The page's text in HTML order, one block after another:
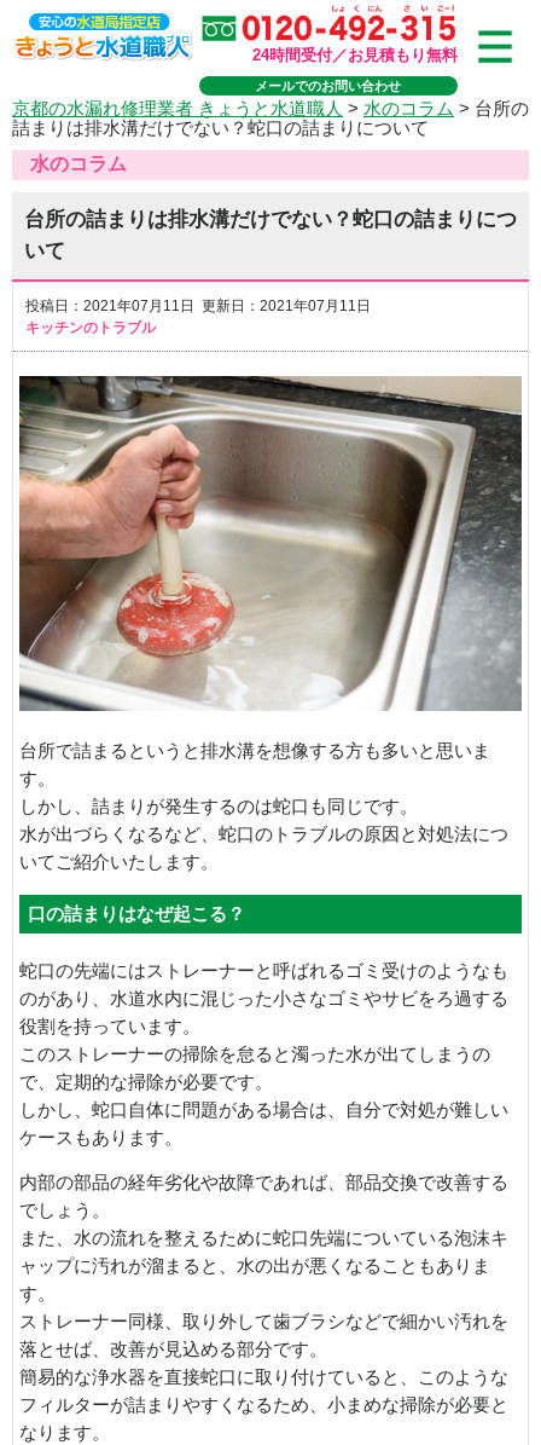
24時間受付／お見積もり無料
メールでのお問い合わせ
京都の水漏れ修理業者 きょうと水道職人 > 水のコラム > 台所の
詰まりは排水溝だけでない？蛇口の詰まりについて
水のコラム
台所の詰まりは排水溝だけでない？蛇口の詰まりにつ
いて
投稿日：2021年07月11日 更新日：2021年07月11日
キッチンのトラブル
台所で詰まるというと排水溝を想像する方も多いと思いま
す。
しかし、詰まりが発生するのは蛇口も同じです。
水が出づらくなるなど、蛇口のトラブルの原因と対処法につ
いてご紹介いたします。
口の詰まりはなぜ起こる？
蛇口の先端にはストレーナーと呼ばれるゴミ受けのようなも
のがあり、水道水内に混じった小さなゴミやサビをろ過する
役割を持っています。
このストレーナーの掃除を怠ると濁った水が出てしまうの
で、定期的な掃除が必要です。
しかし、蛇口自体に問題がある場合は、自分で対処が難しい
ケースもあります。
内部の部品の経年劣化や故障であれば、部品交換で改善する
でしょう。
また、水の流れを整えるために蛇口先端についている泡沫キ
ャップに汚れが溜まると、水の出が悪くなることもありま
す。
ストレーナー同様、取り外して歯ブラシなどで細かい汚れを
落とせば、改善が見込める部分です。
簡易的な浄水器を直接蛇口に取り付けていると、このような
フィルターが詰まりやすくなるため、小まめな掃除が必要と
なります。